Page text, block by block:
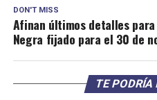
DON'T MISS
Afinan últimos detalles
Negra fijado para el 30 de
TE PODRÍA